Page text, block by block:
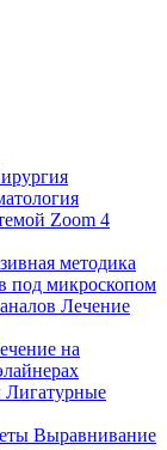
Zoom 4
методика
под микроскопом
Лечение
на
Лигатурные
Выравнивание